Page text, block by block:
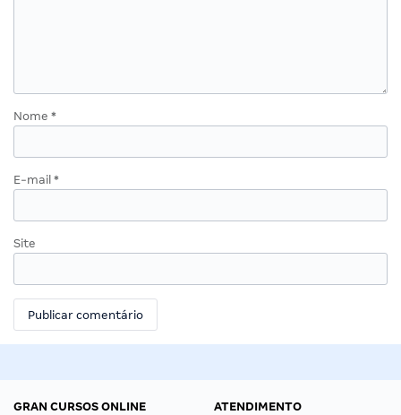
Nome *
E-mail *
Site
GRAN CURSOS ONLINE
ATENDIMENTO